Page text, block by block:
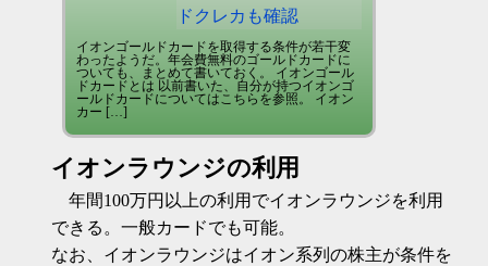
ドクレカも確認
イオンゴールドカードを取得する条件が若干変
わったようだ。年会費無料のゴールドカードに
ついても、まとめて書いておく。 イオンゴール
ドカードとは 以前書いた、自分が持つイオンゴ
ールドカードについてはこちらを参照。 イオン
カー […]
イオンラウンジの利用
年間100万円以上の利用でイオンラウンジを利用
できる。一般カードでも可能。
なお、イオンラウンジはイオン系列の株主が条件を